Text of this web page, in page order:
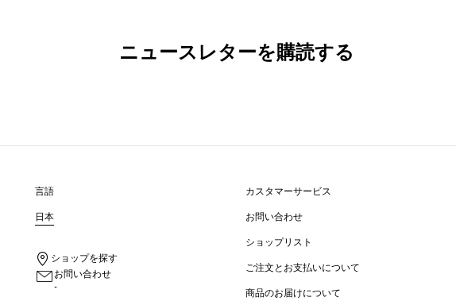
ニュースレターを購読する
言語
日本
ショップを探す
お問い合わせ
-
カスタマーサービス
お問い合わせ
ショップリスト
ご注文とお支払いについて
商品のお届けについて